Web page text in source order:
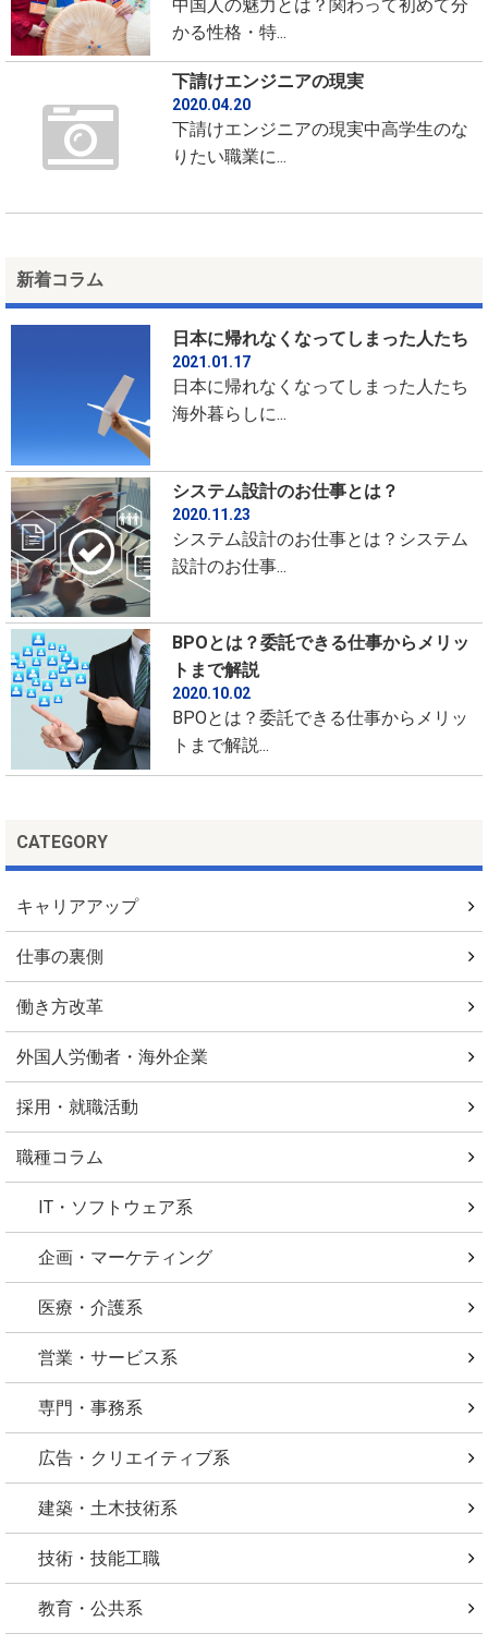
中国人の魅力とは？関わって初めて分
かる性格・特...
下請けエンジニアの現実
2020.04.20
下請けエンジニアの現実中高学生のな
りたい職業に...
新着コラム
日本に帰れなくなってしまった人たち
2021.01.17
日本に帰れなくなってしまった人たち
海外暮らしに...
システム設計のお仕事とは？
2020.11.23
システム設計のお仕事とは？システム
設計のお仕事...
BPOとは？委託できる仕事からメリッ
トまで解説
2020.10.02
BPOとは？委託できる仕事からメリッ
トまで解説...
CATEGORY
キャリアアップ
仕事の裏側
働き方改革
外国人労働者・海外企業
採用・就職活動
職種コラム
IT・ソフトウェア系
企画・マーケティング
医療・介護系
営業・サービス系
専門・事務系
広告・クリエイティブ系
建築・土木技術系
技術・技能工職
教育・公共系